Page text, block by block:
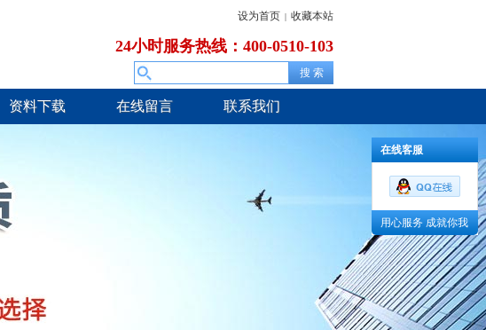
设为首页 | 收藏本站
24小时服务热线：400-0510-103
资料下载 在线留言 联系我们
在线客服
用心服务 成就你我